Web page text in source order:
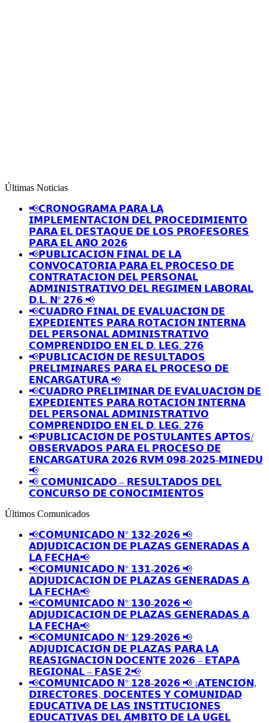
Últimas Noticias
📢𝗖𝗥𝗢𝗡𝗢𝗚𝗥𝗔𝗠𝗔 𝗣𝗔𝗥𝗔 𝗟𝗔
𝗜𝗠𝗣𝗟𝗘𝗠𝗘𝗡𝗧𝗔𝗖𝗜𝗢́𝗡 𝗗𝗘𝗟 𝗣𝗥𝗢𝗖𝗘𝗗𝗜𝗠𝗜𝗘𝗡𝗧𝗢
𝗣𝗔𝗥𝗔 𝗘𝗟 𝗗𝗘𝗦𝗧𝗔𝗤𝗨𝗘 𝗗𝗘 𝗟𝗢𝗦 𝗣𝗥𝗢𝗙𝗘𝗦𝗢𝗥𝗘𝗦
𝗣𝗔𝗥𝗔 𝗘𝗟 𝗔𝗡̃𝗢 𝟮𝟬𝟮𝟲
📢𝗣𝗨𝗕𝗟𝗜𝗖𝗔𝗖𝗜𝗢́𝗡 𝗙𝗜𝗡𝗔𝗟 𝗗𝗘 𝗟𝗔
𝗖𝗢𝗡𝗩𝗢𝗖𝗔𝗧𝗢𝗥𝗜𝗔 𝗣𝗔𝗥𝗔 𝗘𝗟 𝗣𝗥𝗢𝗖𝗘𝗦𝗢 𝗗𝗘
𝗖𝗢𝗡𝗧𝗥𝗔𝗧𝗔𝗖𝗜𝗢𝗡 𝗗𝗘𝗟 𝗣𝗘𝗥𝗦𝗢𝗡𝗔𝗟
𝗔𝗗𝗠𝗜𝗡𝗜𝗦𝗧𝗥𝗔𝗧𝗜𝗩𝗢 𝗗𝗘𝗟 𝗥𝗘𝗚𝗜𝗠𝗘𝗡 𝗟𝗔𝗕𝗢𝗥𝗔𝗟
𝗗.𝗟. 𝗡º 𝟮𝟳𝟲 📢
📢𝗖𝗨𝗔𝗗𝗥𝗢 𝗙𝗜𝗡𝗔𝗟 𝗗𝗘 𝗘𝗩𝗔𝗟𝗨𝗔𝗖𝗜𝗢́𝗡 𝗗𝗘
𝗘𝗫𝗣𝗘𝗗𝗜𝗘𝗡𝗧𝗘𝗦 𝗣𝗔𝗥𝗔 𝗥𝗢𝗧𝗔𝗖𝗜𝗢́𝗡 𝗜𝗡𝗧𝗘𝗥𝗡𝗔
𝗗𝗘𝗟 𝗣𝗘𝗥𝗦𝗢𝗡𝗔𝗟 𝗔𝗗𝗠𝗜𝗡𝗜𝗦𝗧𝗥𝗔𝗧𝗜𝗩𝗢
𝗖𝗢𝗠𝗣𝗥𝗘𝗡𝗗𝗜𝗗𝗢 𝗘𝗡 𝗘𝗟 𝗗. 𝗟𝗘𝗚. 𝟮𝟳𝟲
📢𝗣𝗨𝗕𝗟𝗜𝗖𝗔𝗖𝗜𝗢́𝗡 𝗗𝗘 𝗥𝗘𝗦𝗨𝗟𝗧𝗔𝗗𝗢𝗦
𝗣𝗥𝗘𝗟𝗜𝗠𝗜𝗡𝗔𝗥𝗘𝗦 𝗣𝗔𝗥𝗔 𝗘𝗟 𝗣𝗥𝗢𝗖𝗘𝗦𝗢 𝗗𝗘
𝗘𝗡𝗖𝗔𝗥𝗚𝗔𝗧𝗨𝗥𝗔 📢
📢𝗖𝗨𝗔𝗗𝗥𝗢 𝗣𝗥𝗘𝗟𝗜𝗠𝗜𝗡𝗔𝗥 𝗗𝗘 𝗘𝗩𝗔𝗟𝗨𝗔𝗖𝗜𝗢́𝗡 𝗗𝗘
𝗘𝗫𝗣𝗘𝗗𝗜𝗘𝗡𝗧𝗘𝗦 𝗣𝗔𝗥𝗔 𝗥𝗢𝗧𝗔𝗖𝗜𝗢́𝗡 𝗜𝗡𝗧𝗘𝗥𝗡𝗔
𝗗𝗘𝗟 𝗣𝗘𝗥𝗦𝗢𝗡𝗔𝗟 𝗔𝗗𝗠𝗜𝗡𝗜𝗦𝗧𝗥𝗔𝗧𝗜𝗩𝗢
𝗖𝗢𝗠𝗣𝗥𝗘𝗡𝗗𝗜𝗗𝗢 𝗘𝗡 𝗘𝗟 𝗗. 𝗟𝗘𝗚. 𝟮𝟳𝟲
📢𝗣𝗨𝗕𝗟𝗜𝗖𝗔𝗖𝗜𝗢́𝗡 𝗗𝗘 𝗣𝗢𝗦𝗧𝗨𝗟𝗔𝗡𝗧𝗘𝗦 𝗔𝗣𝗧𝗢𝗦/
𝗢𝗕𝗦𝗘𝗥𝗩𝗔𝗗𝗢𝗦 𝗣𝗔𝗥𝗔 𝗘𝗟 𝗣𝗥𝗢𝗖𝗘𝗦𝗢 𝗗𝗘
𝗘𝗡𝗖𝗔𝗥𝗚𝗔𝗧𝗨𝗥𝗔 𝟮𝟬𝟮𝟲 𝗥𝗩𝗠 𝟬𝟵𝟴-𝟮𝟬𝟮𝟱-𝗠𝗜𝗡𝗘𝗗𝗨
📢
📢 𝗖𝗢𝗠𝗨𝗡𝗜𝗖𝗔𝗗𝗢 – 𝗥𝗘𝗦𝗨𝗟𝗧𝗔𝗗𝗢𝗦 𝗗𝗘𝗟
𝗖𝗢𝗡𝗖𝗨𝗥𝗦𝗢 𝗗𝗘 𝗖𝗢𝗡𝗢𝗖𝗜𝗠𝗜𝗘𝗡𝗧𝗢𝗦
Últimos Comunicados
📢𝗖𝗢𝗠𝗨𝗡𝗜𝗖𝗔𝗗𝗢 𝗡° 𝟭𝟯𝟮-𝟮𝟬𝟮𝟲 📢
𝗔𝗗𝗝𝗨𝗗𝗜𝗖𝗔𝗖𝗜𝗢́𝗡 𝗗𝗘 𝗣𝗟𝗔𝗭𝗔𝗦 𝗚𝗘𝗡𝗘𝗥𝗔𝗗𝗔𝗦 𝗔
𝗟𝗔 𝗙𝗘𝗖𝗛𝗔📢
📢𝗖𝗢𝗠𝗨𝗡𝗜𝗖𝗔𝗗𝗢 𝗡° 𝟭𝟯𝟭-𝟮𝟬𝟮𝟲 📢
𝗔𝗗𝗝𝗨𝗗𝗜𝗖𝗔𝗖𝗜𝗢́𝗡 𝗗𝗘 𝗣𝗟𝗔𝗭𝗔𝗦 𝗚𝗘𝗡𝗘𝗥𝗔𝗗𝗔𝗦 𝗔
𝗟𝗔 𝗙𝗘𝗖𝗛𝗔📢
📢𝗖𝗢𝗠𝗨𝗡𝗜𝗖𝗔𝗗𝗢 𝗡° 𝟭𝟯𝟬-𝟮𝟬𝟮𝟲 📢
𝗔𝗗𝗝𝗨𝗗𝗜𝗖𝗔𝗖𝗜𝗢́𝗡 𝗗𝗘 𝗣𝗟𝗔𝗭𝗔𝗦 𝗚𝗘𝗡𝗘𝗥𝗔𝗗𝗔𝗦 𝗔
𝗟𝗔 𝗙𝗘𝗖𝗛𝗔📢
📢𝗖𝗢𝗠𝗨𝗡𝗜𝗖𝗔𝗗𝗢 𝗡° 𝟭𝟮𝟵-𝟮𝟬𝟮𝟲 📢
𝗔𝗗𝗝𝗨𝗗𝗜𝗖𝗔𝗖𝗜𝗢́𝗡 𝗗𝗘 𝗣𝗟𝗔𝗭𝗔𝗦 𝗣𝗔𝗥𝗔 𝗟𝗔
𝗥𝗘𝗔𝗦𝗜𝗚𝗡𝗔𝗖𝗜𝗢́𝗡 𝗗𝗢𝗖𝗘𝗡𝗧𝗘 𝟮𝟬𝟮𝟲 – 𝗘𝗧𝗔𝗣𝗔
𝗥𝗘𝗚𝗜𝗢𝗡𝗔𝗟 – 𝗙𝗔𝗦𝗘 𝟮📢
📢𝗖𝗢𝗠𝗨𝗡𝗜𝗖𝗔𝗗𝗢 𝗡° 𝟭𝟮𝟴-𝟮𝟬𝟮𝟲 📢 ¡𝗔𝗧𝗘𝗡𝗖𝗜𝗢́𝗡,
𝗗𝗜𝗥𝗘𝗖𝗧𝗢𝗥𝗘𝗦, 𝗗𝗢𝗖𝗘𝗡𝗧𝗘𝗦 𝗬 𝗖𝗢𝗠𝗨𝗡𝗜𝗗𝗔𝗗
𝗘𝗗𝗨𝗖𝗔𝗧𝗜𝗩𝗔 𝗗𝗘 𝗟𝗔𝗦 𝗜𝗡𝗦𝗧𝗜𝗧𝗨𝗖𝗜𝗢𝗡𝗘𝗦
𝗘𝗗𝗨𝗖𝗔𝗧𝗜𝗩𝗔𝗦 𝗗𝗘𝗟 𝗔́𝗠𝗕𝗜𝗧𝗢 𝗗𝗘 𝗟𝗔 𝗨𝗚𝗘𝗟